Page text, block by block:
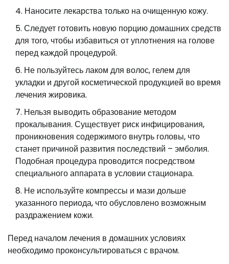
Наносите лекарства только на очищенную кожу.
Следует готовить новую порцию домашних средств
для того, чтобы избавиться от уплотнения на голове
перед каждой процедурой.
Не пользуйтесь лаком для волос, гелем для
укладки и другой косметической продукцией во время
лечения жировика.
Нельзя выводить образование методом
прокалывания. Существует риск инфицирования,
проникновения содержимого внутрь головы, что
станет причиной развития последствий – эмболия.
Подобная процедура проводится посредством
специального аппарата в условии стационара.
Не используйте компрессы и мази дольше
указанного периода, что обусловлено возможным
раздражением кожи.
Перед началом лечения в домашних условиях
необходимо проконсультироваться с врачом.